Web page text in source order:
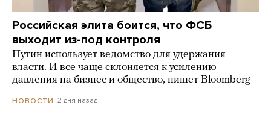
Российская элита боится, что ФСБ
выходит из-под контроля
Путин использует ведомство для удержания
власти. И все чаще склоняется к усилению
давления на бизнес и общество, пишет Bloomberg
НОВОСТИ 2 дня назад